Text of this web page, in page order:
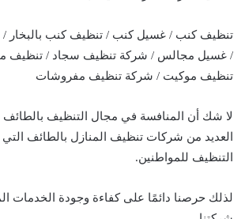
تنظيف كنب / غسيل كنب / تنظيف كنب
/ غسيل مجالس / شركة تنظيف سجاد / تنظيف
تنظيف موكيت / شركة تنظيف مفروشات
لا شك أن المنافسة في مجال التنظيف بالطائف
العديد من شركات تنظيف المنازل بالطائف
التنظيف للمواطنين.
لذلك حرصنا دائمًا على كفاءة وجودة الخدمات